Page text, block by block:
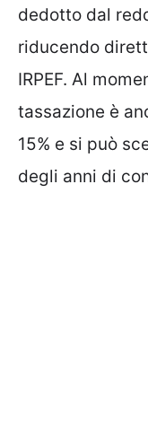
dedotto dal
riducendo
IRPEF. Al
tassazione è
15% e si può
degli anni di